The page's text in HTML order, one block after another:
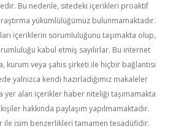
Bu nedenle, sitedeki içerikleri proaktif
yükümlülüğümüz bulunmamaktadır.
içeriklerin sorumluluğunu taşımakta olup,
kabul etmiş sayılırlar. Bu internet
kurum veya şahıs şirketi ile hiçbir bağlantısı
yalnızca kendi hazırladığımız makaleler
yer alan içerikler haber niteliği taşımamakta
hakkında paylaşım yapılmamaktadır.
ile isim benzerlikleri tamamen tesadüfidir.